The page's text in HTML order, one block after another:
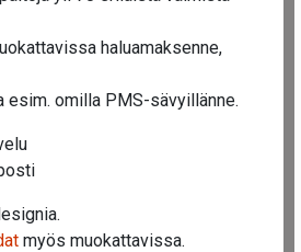
haluamaksenne,
esim. omilla PMS-sävyillänne.
myös muokattavissa.